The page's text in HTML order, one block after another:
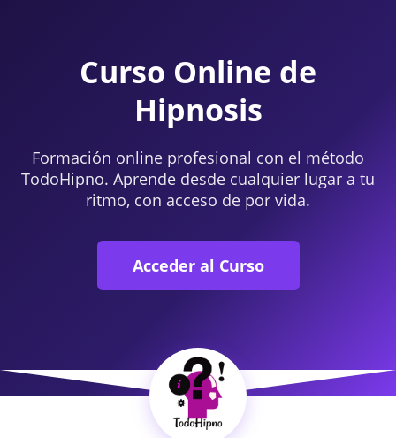
Curso Online de
Hipnosis
Formación online profesional con el método
TodoHipno. Aprende desde cualquier lugar a tu
ritmo, con acceso de por vida.
Acceder al Curso